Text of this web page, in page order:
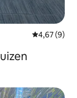
Gemiddelde
4,67 (9)